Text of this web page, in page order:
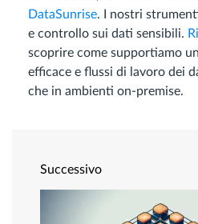
DataSunrise. I nostri
e controllo sui dati sensibili.
scoprire come supportiamo
efficace e flussi di lavoro dei
che in ambienti on-premise.
Successivo